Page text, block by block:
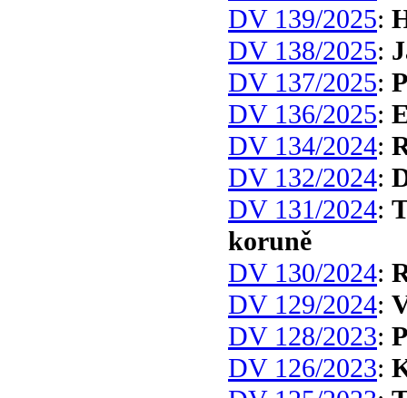
DV 139/2025:
DV 138/2025:
DV 137/2025:
DV 136/2025:
DV 134/2024:
DV 132/2024:
DV 131/2024:
koruně
DV 130/2024:
DV 129/2024:
DV 128/2023:
DV 126/2023: